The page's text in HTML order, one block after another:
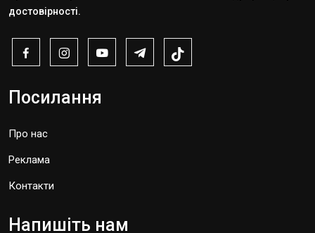
достовірності.
Посилання
Про нас
Реклама
Контакти
Напишіть нам